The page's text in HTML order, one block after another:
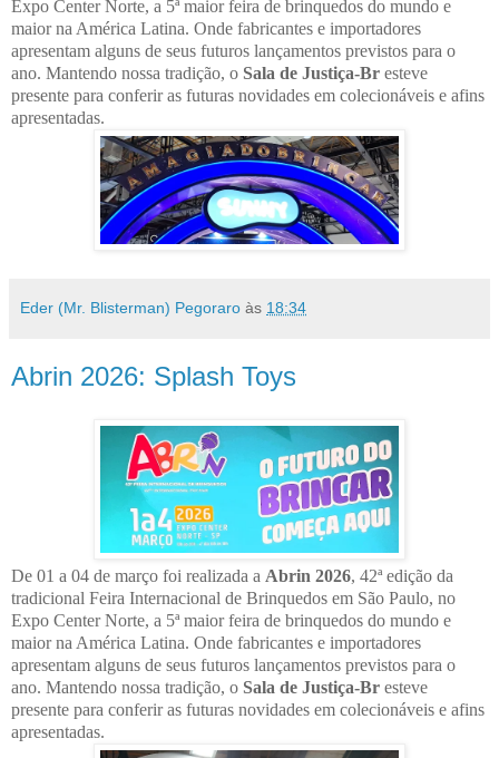
Expo Center Norte, a 5ª maior feira de brinquedos do mundo e
maior na América Latina. Onde fabricantes e importadores
apresentam alguns de seus futuros lançamentos previstos para o
ano. Mantendo nossa tradição, o Sala de Justiça-Br esteve
presente para conferir as futuras novidades em colecionáveis e afins
apresentadas.
Eder (Mr. Blisterman) Pegoraro às 18:34
Abrin 2026: Splash Toys
De 01 a 04 de março foi realizada a Abrin 2026, 42ª edição da
tradicional Feira Internacional de Brinquedos em São Paulo, no
Expo Center Norte, a 5ª maior feira de brinquedos do mundo e
maior na América Latina. Onde fabricantes e importadores
apresentam alguns de seus futuros lançamentos previstos para o
ano. Mantendo nossa tradição, o Sala de Justiça-Br esteve
presente para conferir as futuras novidades em colecionáveis e afins
apresentadas.